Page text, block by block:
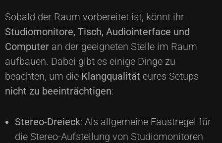
Sobald der Raum vorbereitet ist, könnt ihr
Studiomonitore, Tisch, Audiointerface und
Computer an der geeigneten Stelle im Raum
aufbauen. Dabei gibt es einige Dinge zu
beachten, um die Klangqualität eures Setups
nicht zu beeinträchtigen:
Stereo-Dreieck: Als allgemeine Faustregel für
die Stereo-Aufstellung von Studiomonitoren